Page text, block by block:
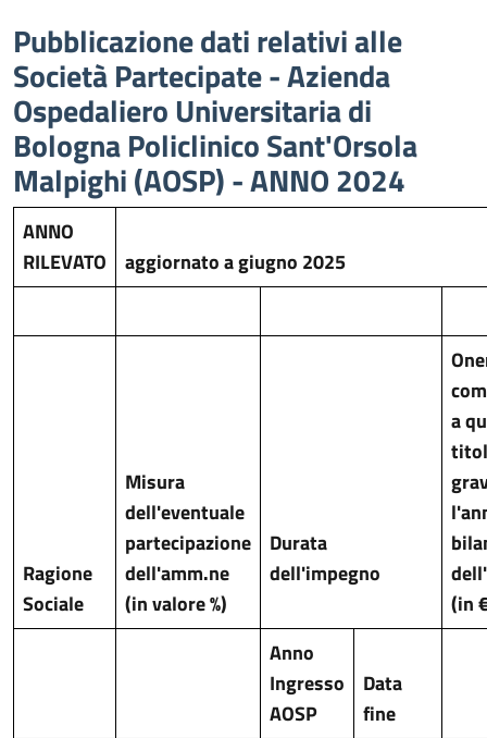
Descrizione
Pubblicazione dati relativi alle
Società Partecipate - Azienda
Ospedaliero Universitaria di
Bologna Policlinico Sant'Orsola
Malpighi (AOSP) - ANNO 2024
ANNO
RILEVATO
aggiornato a giugno 2025
Ragione
Sociale
Misura
dell'eventuale
partecipazione
dell'amm.ne
(in valore %)
Durata
dell'impegno
a
(in
Anno
Ingresso
AOSP
Data
fine